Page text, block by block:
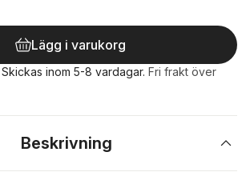
Lägg i varukorg
Skickas inom 5-8 vardagar. Fri frakt över
Beskrivning